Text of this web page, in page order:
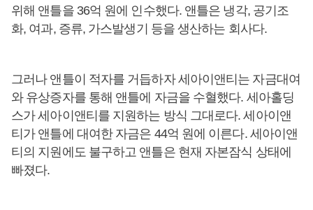
위해 앤틀을 36억 원에 인수했다. 앤틀은 냉각, 공기조
화, 여과, 증류, 가스발생기 등을 생산하는 회사다.
그러나 앤틀이 적자를 거듭하자 세아이앤티는 자금대여
와 유상증자를 통해 앤틀에 자금을 수혈했다. 세아홀딩
스가 세아이앤티를 지원하는 방식 그대로다. 세아이앤
티가 앤틀에 대여한 자금은 44억 원에 이른다. 세아이앤
티의 지원에도 불구하고 앤틀은 현재 자본잠식 상태에
빠졌다.